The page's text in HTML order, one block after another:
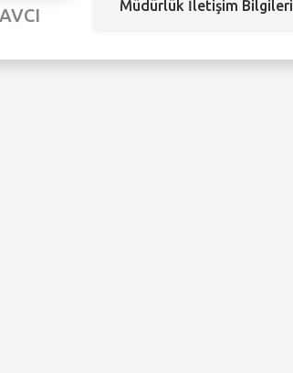
Müdürlük İletişim Bilgileri